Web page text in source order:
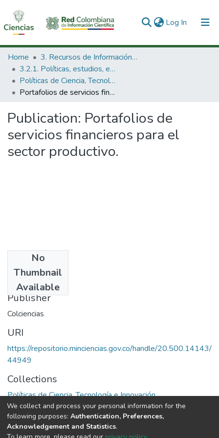
Log In (current)
Communities & Collections
All of DSpace
Statistics
Home
3. Recursos de Información Científica y Tecnológica
3.2.1. Políticas, estudios, evaluaciones e indicadores de CTeI
Políticas de Ciencia, Tecnología e Innovación
Portafolios de servicios financieros para el sector productivo.
Publication: Portafolios de
servicios financieros para el
sector productivo.
No
Thumbnail
Available
1995
Publisher
Colciencias
URI
https://repositorio.minciencias.gov.co/handle/20.500.14143/
44949
Collections
Políticas de Ciencia, Tecnología e Innovación
Full item page
We collect and process your personal information for the
following purposes: Authentication, Preferences,
Acknowledgement and Statistics.